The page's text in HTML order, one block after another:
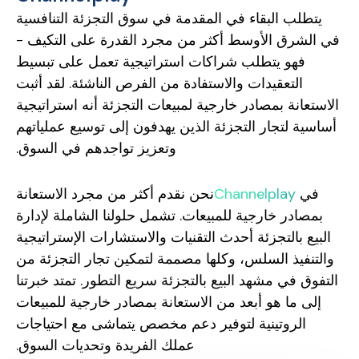
يتطلب البقاء في المقدمة في سوق التجزئة التنافسية
في الشرق الأوسط أكثر من مجرد القدرة على التكيف -
فهو يتطلب شراكات استراتيجية تعمل على تبسيط
التعقيدات والاستفادة من الفرص الناشئة. لقد أثبت
الاستعانة بمصادر خارجية لمبيعات التجزئة أنه استراتيجية
أساسية لتجار التجزئة الذين يهدفون إلى توسيع عملياتهم
وتعزيز تواجدهم في السوق.
في Channelplayنحن نقدم أكثر من مجرد الاستعانة
بمصادر خارجية للمبيعات. تشمل حلولنا الشاملة لإدارة
البيع بالتجزئة أحدث التقنيات والاستشارات الإستراتيجية
والتنفيذ السلس، وكلها مصممة لتمكين تجار التجزئة من
التفوق في مشهد البيع بالتجزئة سريع التطور. تمتد خبرتنا
إلى ما هو أبعد من الاستعانة بمصادر خارجية للمبيعات
الروتينية لتوفير دعم مخصص يتماشى مع احتياجات
عملك الفريدة وتحديات السوق.